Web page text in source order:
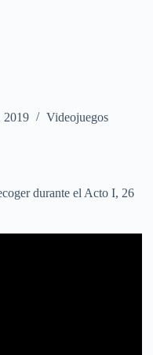
2019 Videojuegos
durante el Acto I, 26